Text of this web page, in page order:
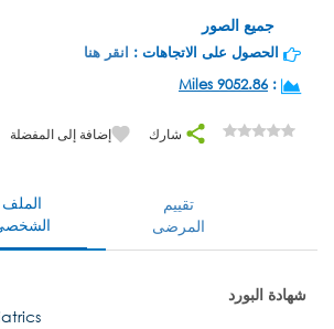
جميع الصور
الحصول على الاتجاهات : انقر هنا
:
9052.86 Miles
شارك إضافة إلى المفضلة
الملف
تقييم
المرضى
شهادة البورد